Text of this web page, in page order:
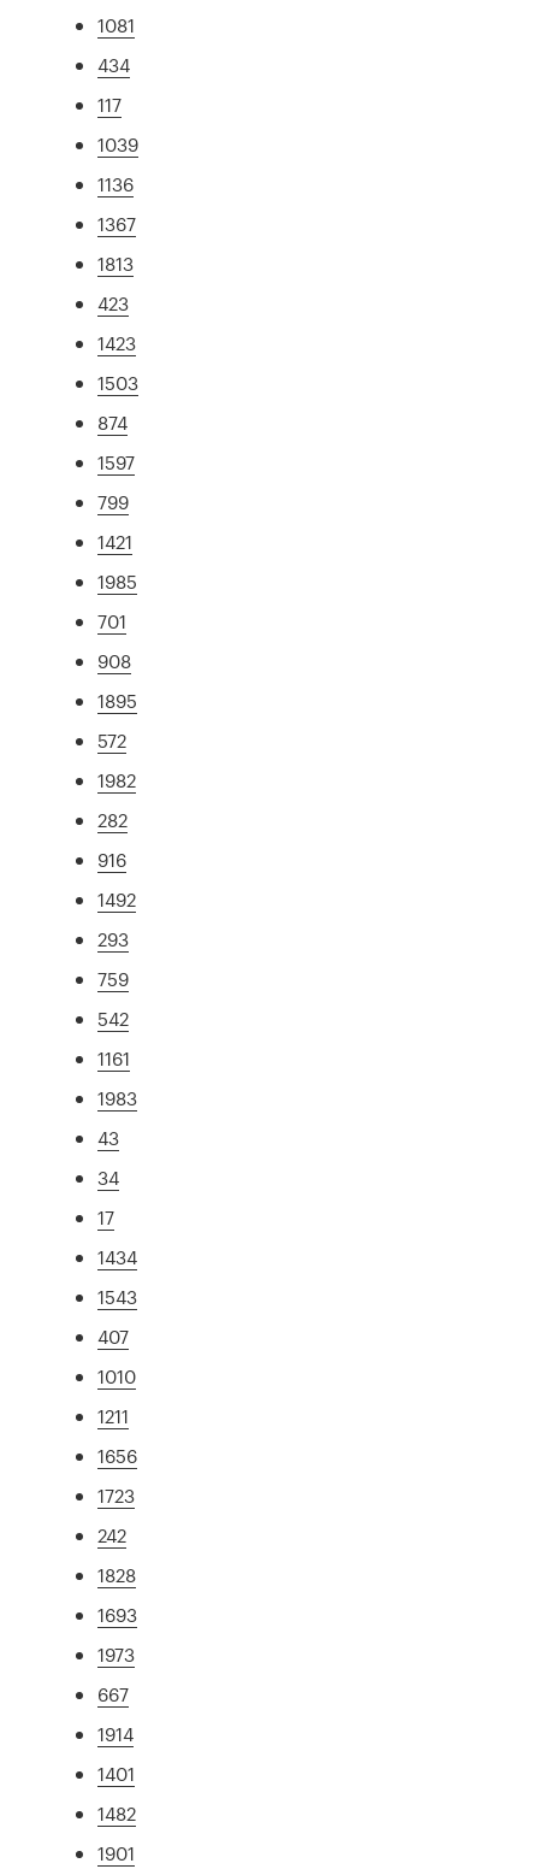
1081
434
117
1039
1136
1367
1813
423
1423
1503
874
1597
799
1421
1985
701
908
1895
572
1982
282
916
1492
293
759
542
1161
1983
43
34
17
1434
1543
407
1010
1211
1656
1723
242
1828
1693
1973
667
1914
1401
1482
1901